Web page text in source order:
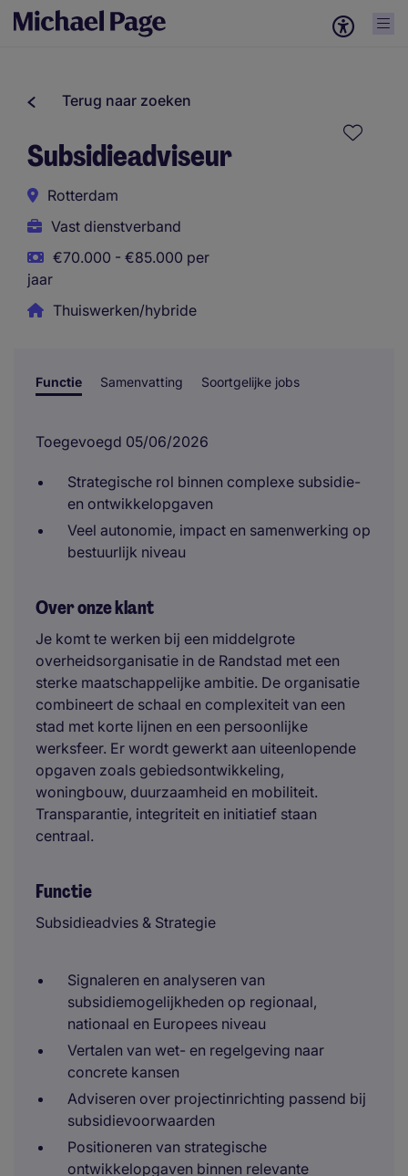
Terug naar zoeken
Subsidieadviseur
Rotterdam
Vast dienstverband
€70.000 - €85.000 per
jaar
Thuiswerken/hybride
Functie Samenvatting Soortgelijke jobs
Toegevoegd 05/06/2026
Strategische rol binnen complexe subsidie-
en ontwikkelopgaven
Veel autonomie, impact en samenwerking op
bestuurlijk niveau
Over onze klant
Je komt te werken bij een middelgrote
overheidsorganisatie in de Randstad met een
sterke maatschappelijke ambitie. De organisatie
combineert de schaal en complexiteit van een
stad met korte lijnen en een persoonlijke
werksfeer. Er wordt gewerkt aan uiteenlopende
opgaven zoals gebiedsontwikkeling,
woningbouw, duurzaamheid en mobiliteit.
Transparantie, integriteit en initiatief staan
centraal.
Functie
Subsidieadvies & Strategie
Signaleren en analyseren van
subsidiemogelijkheden op regionaal,
nationaal en Europees niveau
Vertalen van wet- en regelgeving naar
concrete kansen
Adviseren over projectinrichting passend bij
subsidievoorwaarden
Positioneren van strategische
ontwikkelopgaven binnen relevante